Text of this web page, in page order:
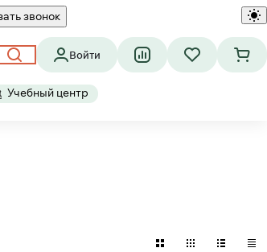
звонок
Войти
Учебный центр